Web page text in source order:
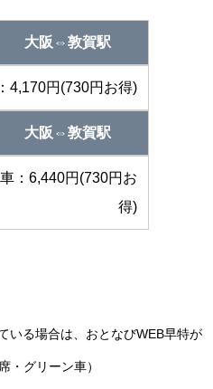
大阪⇔敦賀駅
4,170円(730円お得)
大阪⇔敦賀駅
：6,440円(730円お
得)
いる場合は、おとなびWEB早特が
・グリーン車）